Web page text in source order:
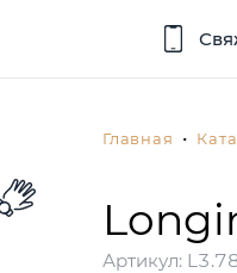
Главная
Артикул: